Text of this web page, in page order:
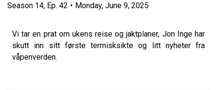
Season 14, Ep. 42 • Monday, June 9, 2025
Vi tar en prat om ukens reise og jaktplaner, Jon Inge har
skutt inn sitt første termisksikte og litt nyheter fra
våpenverden.